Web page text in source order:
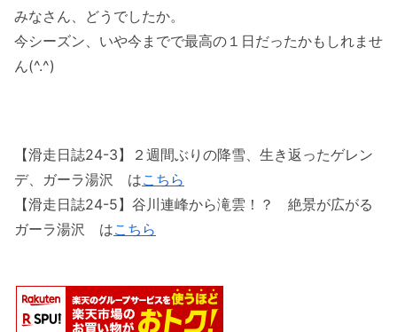
みなさん、どうでしたか。
今シーズン、いや今までで最高の１日だったかもしれませ
ん(^.^)
【滑走日誌24-3】２週間ぶりの降雪、生き返ったゲレン
デ、ガーラ湯沢 はこちら
【滑走日誌24-5】谷川連峰から滝雲！？ 絶景が広がる
ガーラ湯沢 はこちら